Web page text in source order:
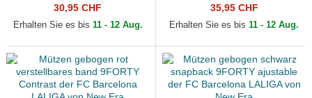
League der FC Barcelona
LALIGA von New Era
30,95 CHF
Erhalten Sie es bis 11 - 12 Aug.
9SEVENTY Stretch Snap
TPU der FC Barcelona
35,95 CHF
Erhalten Sie es bis 11 - 12 Aug.